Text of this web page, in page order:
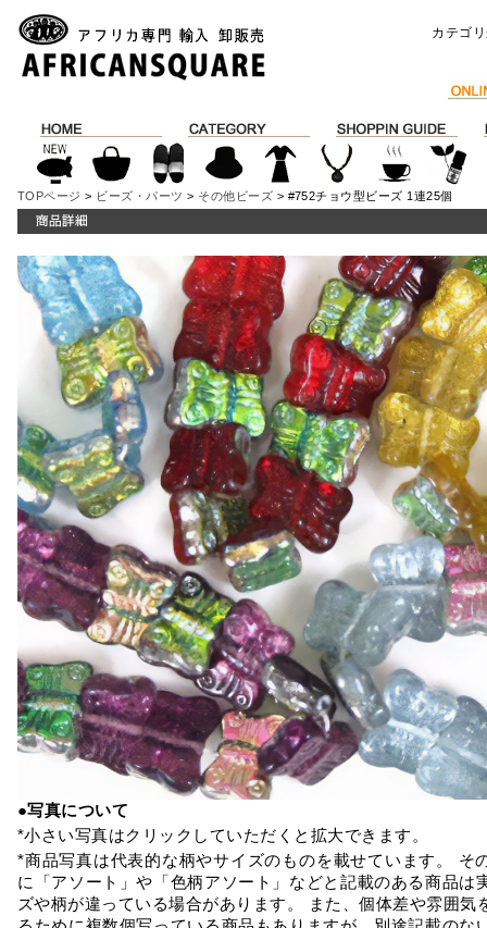
カテゴ
TOPページ > ビーズ・パーツ > その他ビーズ > #752チョウ型ビーズ 1連25個
●写真について
*小さい写真はクリックしていただくと拡大できます。
*商品写真は代表的な柄やサイズのものを載せています。 そ
に「アソート」や「色柄アソート」などと記載のある商品は
ズや柄が違っている場合があります。 また、個体差や雰囲気